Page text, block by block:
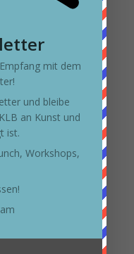
mit dem
und bleibe
an Kunst und
ist.
Workshops,